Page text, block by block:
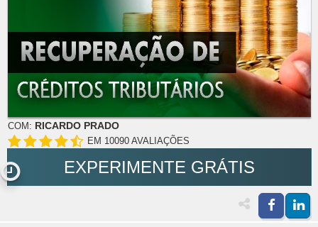
COM: RICARDO PRADO
EM 10090 AVALIAÇÕES
EXPERIMENTE GRÁTIS